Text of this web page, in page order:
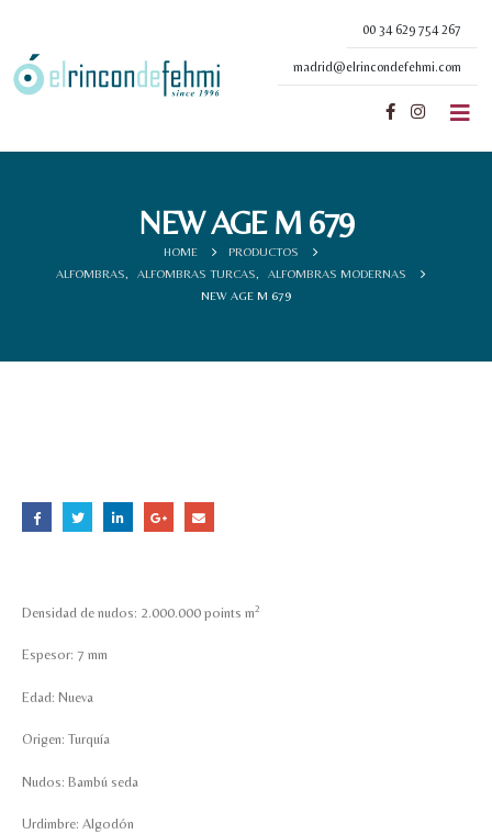
00 34 629 754 267
madrid@elrincondefehmi.com
NEW AGE M 679
HOME
PRODUCTOS
ALFOMBRAS
ALFOMBRAS TURCAS
ALFOMBRAS MODERNAS
NEW AGE M 679
Densidad de nudos: 2.000.000 points m2
Espesor: 7 mm
Edad: Nueva
Origen: Turquía
Nudos: Bambú seda
Urdimbre: Algodón